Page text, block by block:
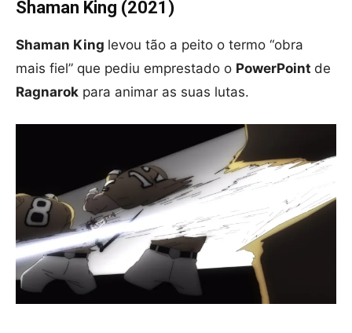
Shaman King (2021)
Shaman King levou tão a peito o termo “obra
mais fiel” que pediu emprestado o PowerPoint de
Ragnarok para animar as suas lutas.